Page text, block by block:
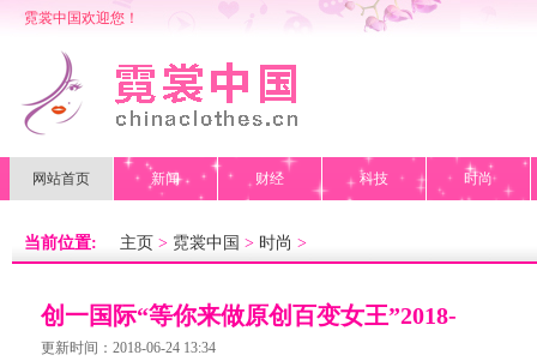
霓裳中国欢迎您！
网站首页 新闻 财经 科技 时尚
当前位置: 主页 > 霓裳中国 > 时尚 >
创一国际“等你来做原创百变女王”2018-
2019秋冬
更新时间：2018-06-24 13:34